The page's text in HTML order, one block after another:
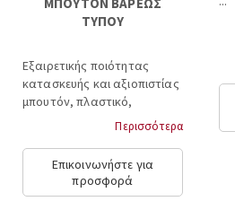
ΤΥΠΟΥ
Εξαιρετικής ποιότητας
κατασκευής και αξιοπιστίας
μπουτόν, πλαστικό,
αντιβανδαλιστικό με
επίτοιχη τοποθέτηση...
Περισσότερα
Επικοινωνήστε για
προσφορά